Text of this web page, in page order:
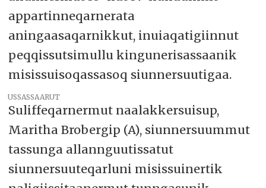
appartinneqarnerata
aningaasaqarnikkut, inuiaqatigiinnut
peqqissutsimullu kingunerisassaanik
misissuisoqassasoq siunnersuutigaa.
USSASSAARUT
Suliffeqarnermut naalakkersuisup,
Maritha Brobergip (A), siunnersuummut
tassunga allannguutissatut
siunnersuuteqarluni misissuinertik